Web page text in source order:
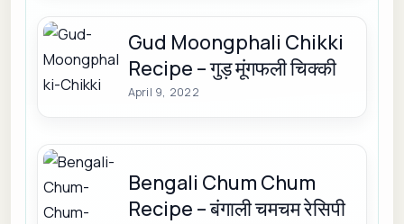
Gud Moongphali Chikki
Recipe – गुड़ मूंगफली चिक्की
April 9, 2022
Bengali Chum Chum
Recipe – बंगाली चमचम रेसिपी